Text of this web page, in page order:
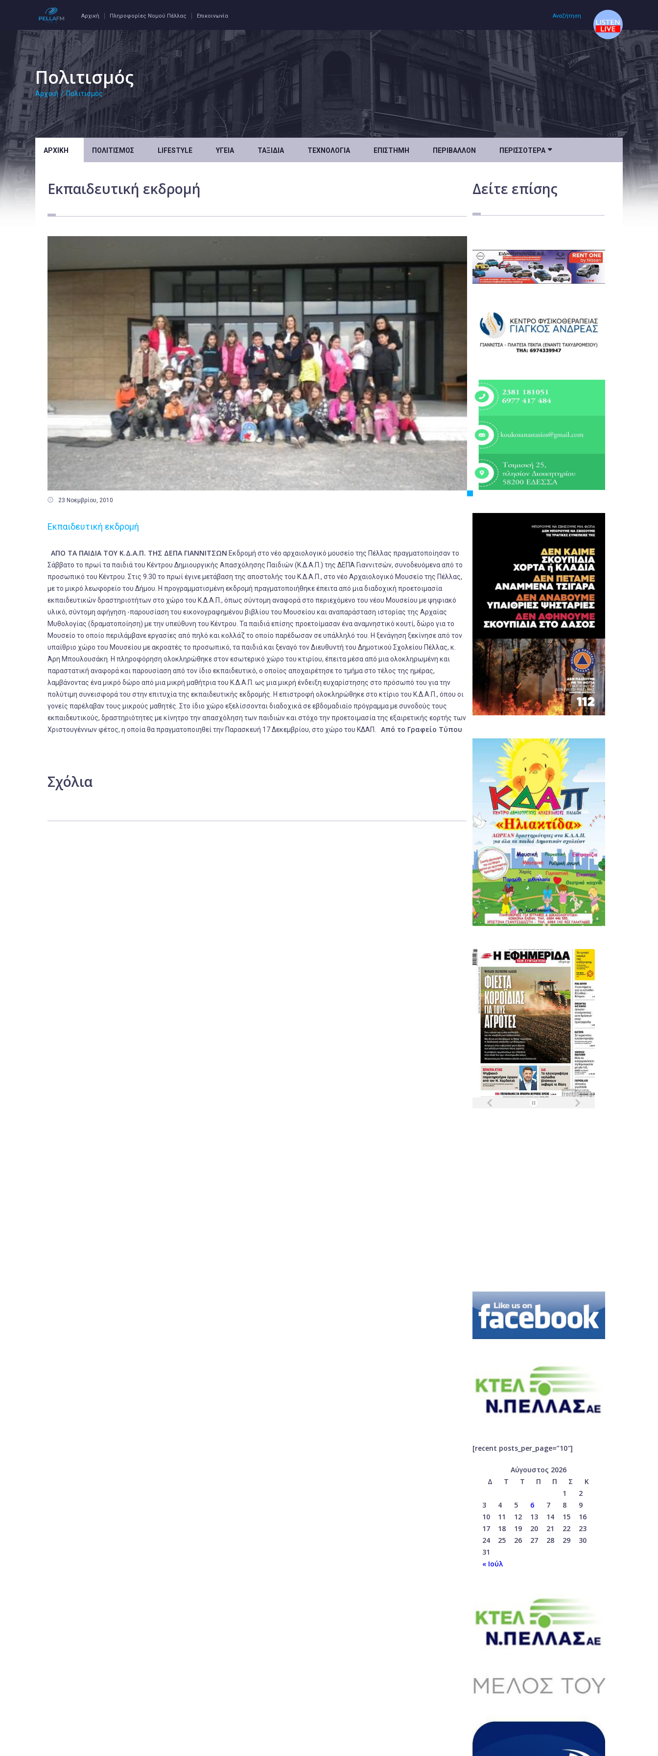
Αρχική Πληροφορίες Νομού Πέλλας Επικοινωνία Αναζήτηση
Πολιτισμός
Αρχική / Πολιτισμός
ΑΡΧΙΚΉ ΠΟΛΙΤΙΣΜΌΣ LIFESTYLE ΥΓΕΊΑ ΤΑΞΊΔΙΑ ΤΕΧΝΟΛΟΓΊΑ ΕΠΙΣΤΉΜΗ ΠΕΡΙΒΆΛΛΟΝ ΠΕΡΙΣΣΌΤΕΡΑ 
Εκπαιδευτική εκδρομή
 23 Νοεμβρίου, 2010
Εκπαιδευτική εκδρομή
ΑΠΟ ΤΑ ΠΑΙΔΙΑ ΤΟΥ Κ.Δ.Α.Π. ΤΗΣ ΔΕΠΑ ΓΙΑΝΝΙΤΣΩΝ Εκδρομή στο νέο αρχαιολογικό μουσείο της Πέλλας πραγματοποίησαν το
Σάββατο το πρωί τα παιδιά του Κέντρου Δημιουργικής Απασχόλησης Παιδιών (Κ.Δ.Α.Π.) της ΔΕΠΑ Γιαννιτσών, συνοδευόμενα από το
προσωπικό του Κέντρου. Στις 9.30 το πρωί έγινε μετάβαση της αποστολής του Κ.Δ.Α.Π., στο νέο Αρχαιολογικό Μουσείο της Πέλλας,
με το μικρό λεωφορείο του Δήμου. Η προγραμματισμένη εκδρομή πραγματοποιήθηκε έπειτα από μια διαδοχική προετοιμασία
εκπαιδευτικών δραστηριοτήτων στο χώρο του Κ.Δ.Α.Π., όπως σύντομη αναφορά στο περιεχόμενο του νέου Μουσείου με ψηφιακό
υλικό, σύντομη αφήγηση -παρουσίαση του εικονογραφημένου βιβλίου του Μουσείου και αναπαράσταση ιστορίας της Αρχαίας
Μυθολογίας (δραματοποίηση) με την υπεύθυνη του Κέντρου. Τα παιδιά επίσης προετοίμασαν ένα αναμνηστικό κουτί, δώρο για το
Μουσείο το οποίο περιλάμβανε εργασίες από πηλό και κολλάζ το οποίο παρέδωσαν σε υπάλληλό του. Η ξενάγηση ξεκίνησε από τον
υπαίθριο χώρο του Μουσείου με ακροατές το προσωπικό, τα παιδιά και ξεναγό τον Διευθυντή του Δημοτικού Σχολείου Πέλλας, κ.
Άρη Μπουλουσάκη. Η πληροφόρηση ολοκληρώθηκε στον εσωτερικό χώρο του κτιρίου, έπειτα μέσα από μια ολοκληρωμένη και
παραστατική αναφορά και παρουσίαση από τον ίδιο εκπαιδευτικό, ο οποίος αποχαιρέτησε το τμήμα στο τέλος της ημέρας,
λαμβάνοντας ένα μικρό δώρο από μια μικρή μαθήτρια του Κ.Δ.Α.Π. ως μια μικρή ένδειξη ευχαρίστησης στο πρόσωπό του για την
πολύτιμη συνεισφορά του στην επιτυχία της εκπαιδευτικής εκδρομής. Η επιστροφή ολοκληρώθηκε στο κτίριο του Κ.Δ.Α.Π., όπου οι
γονείς παρέλαβαν τους μικρούς μαθητές. Στο ίδιο χώρο εξελίσσονται διαδοχικά σε εβδομαδιαίο πρόγραμμα με συνοδούς τους
εκπαιδευτικούς, δραστηριότητες με κίνητρο την απασχόληση των παιδιών και στόχο την προετοιμασία της εξαιρετικής εορτής των
Χριστουγέννων φέτος, η οποία θα πραγματοποιηθεί την Παρασκευή 17 Δεκεμβρίου, στο χώρο του ΚΔΑΠ.
Από το Γραφείο Τύπου
Σχόλια
Δείτε επίσης
[recent posts_per_page=”10″]
Αύγουστος 2026
Δ
Τ Τ Π Π Σ
Κ
1
2
3
4 5 6 7 8
9
10
11 12 13 14 15
16
17
18 19 20 21 22
23
24
25 26 27 28 29
30
31
« Ιούλ
Αρχική
Πολιτισμός
Υγεία
Ταξίδια
Επιστήμη
Περιβάλλον
Κόσμος
Τοπικά
Πολιτική
Αθλητικά